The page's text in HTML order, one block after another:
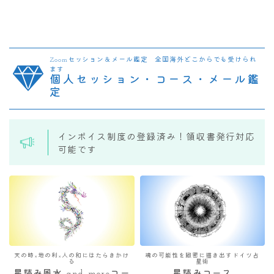
Zoomセッション＆メール鑑定 全国海外どこからでも受けられ
ます
個人セッション・コース・メール鑑
定
インボイス制度の登録済み！領収書発行対応
可能です
天の時×地の利×人の和にはたらきかけ
る
魂の可能性を緻密に描き出すドイツ占
星術